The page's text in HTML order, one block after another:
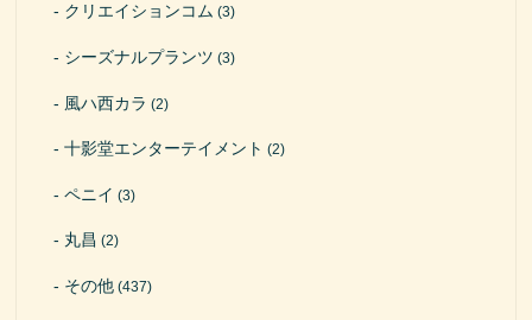
クリエイションコム (3)
シーズナルプランツ (3)
風ハ西カラ (2)
十影堂エンターテイメント (2)
ペニイ (3)
丸昌 (2)
その他 (437)